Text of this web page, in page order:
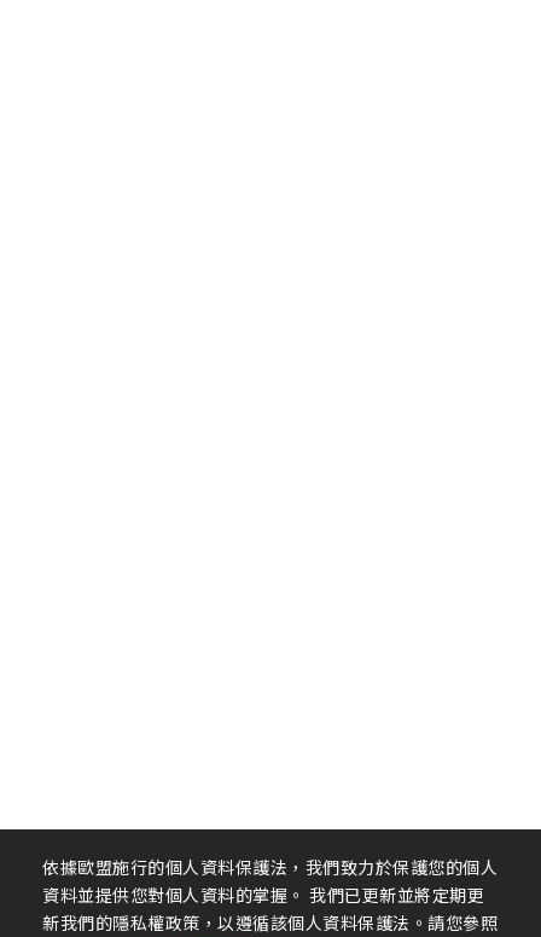
依據歐盟施行的個人資料保護法，我們致力於保護您的個人
資料並提供您對個人資料的掌握。 我們已更新並將定期更
新我們的隱私權政策，以遵循該個人資料保護法。請您參照